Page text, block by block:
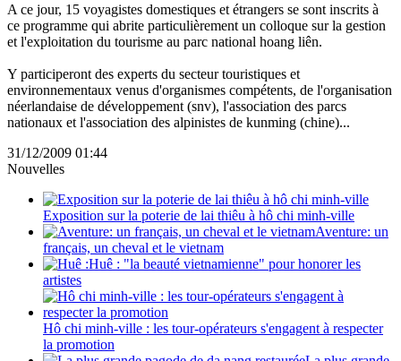
A ce jour, 15 voyagistes domestiques et étrangers se sont inscrits à
ce programme qui abrite particulièrement un colloque sur la gestion
et l'exploitation du tourisme au parc national hoang liên.
Y participeront des experts du secteur touristiques et
environnementaux venus d'organismes compétents, de l'organisation
néerlandaise de développement (snv), l'association des parcs
nationaux et l'association des alpinistes de kunming (chine)...
31/12/2009 01:44
Nouvelles
Exposition sur la poterie de lai thiêu à hô chi minh-ville
Aventure: un
français, un cheval et le vietnam
Huê : "la beauté vietnamienne" pour honorer les
artistes
Hô chi minh-ville : les tour-opérateurs s'engagent à respecter
la promotion